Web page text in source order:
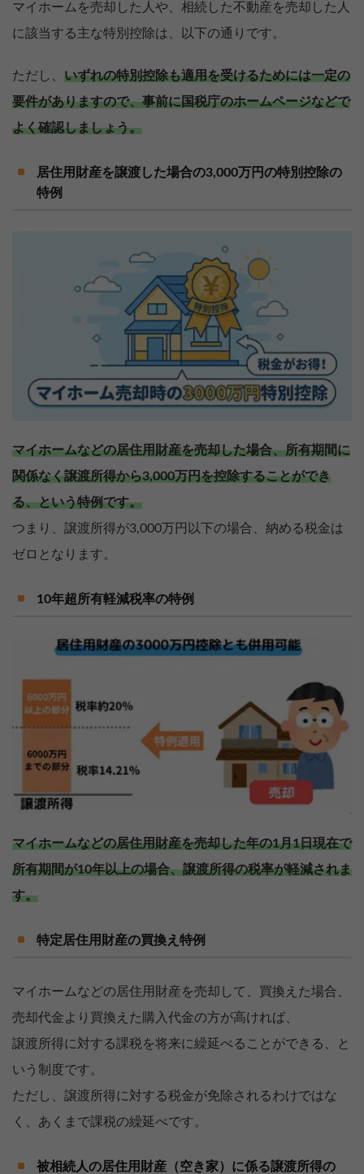
マイホームを売却した人や、相続した不動産を売却した人
に該当する主な特別控除は、以下の通りです。
ただし、 いずれの特別控除も適用を受けるためには一定の
要件がありますので、事前に国税庁のホームページなどで
よく確認しましょう。
居住用財産を譲渡した場合の3,000万円の特別控除の
特例
マイホームなどの居住用財産を売却した場合、所有期間に
関係なく譲渡所得から3,000万円を控除することができ
る、という特例です。
つまり、譲渡所得が3,000万円以下の場合、納める税金は
ゼロとなります。
10年超所有軽減税率の特例
マイホームなどの居住用財産を売却した年の1月1日現在で
所有期間が10年以上の場合、譲渡所得の税率が軽減されま
す。
特定居住用財産の買換え特例
マイホームなどの居住用財産を売却して、買換えた場合、
売却代金より買換えた購入代金の方が高ければ、
譲渡所得に対する課税を将来に繰延べることができる、と
いう制度です。
ただし、譲渡所得に対する税金が免除されるわけではな
く、あくまで課税の繰延べです。
被相続人の居住用財産（空き家）に係る譲渡所得の